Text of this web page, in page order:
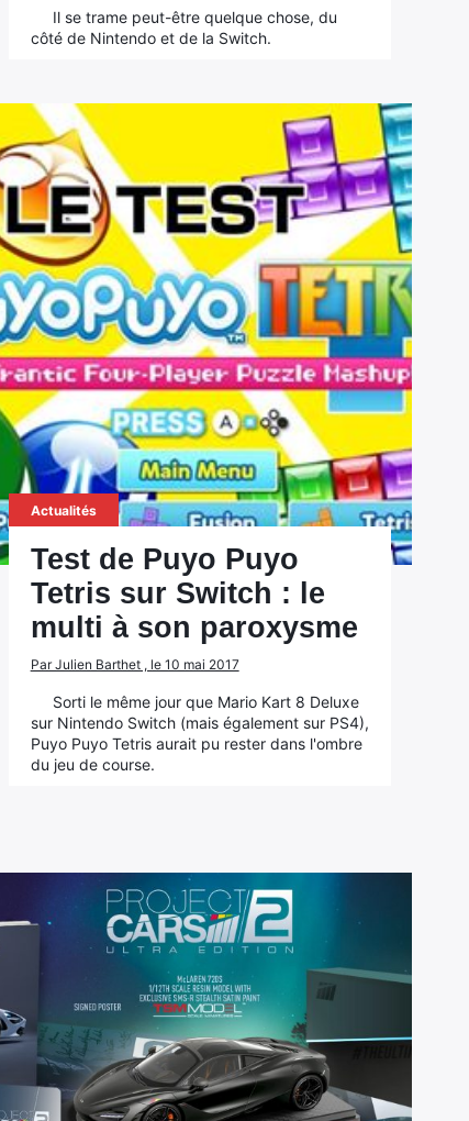
Il se trame peut-être quelque chose, du
côté de Nintendo et de la Switch.
Actualités
Test de Puyo Puyo
Tetris sur Switch : le
multi à son paroxysme
Par Julien Barthet , le 10 mai 2017
Sorti le même jour que Mario Kart 8 Deluxe
sur Nintendo Switch (mais également sur PS4),
Puyo Puyo Tetris aurait pu rester dans l'ombre
du jeu de course.